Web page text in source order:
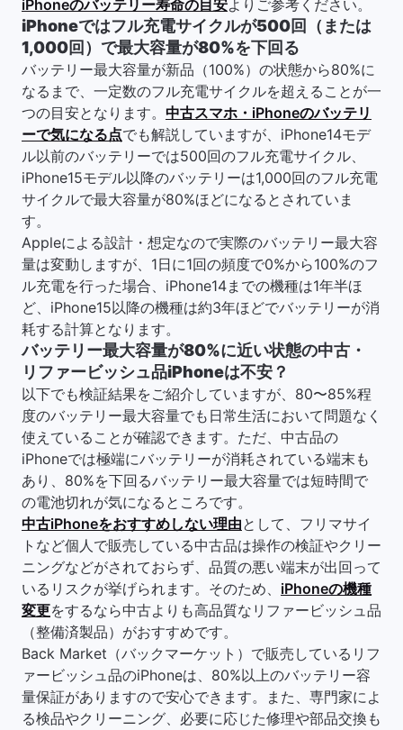
iPhoneのバッテリー寿命の目安よりご参考ください。
iPhoneではフル充電サイクルが500回（または
1,000回）で最大容量が80%を下回る
バッテリー最大容量が新品（100%）の状態から80%に
なるまで、一定数のフル充電サイクルを超えることが一
つの目安となります。 中古スマホ・iPhoneのバッテリ
ーで気になる点でも解説していますが、iPhone14モデ
ル以前のバッテリーでは500回のフル充電サイクル、
iPhone15モデル以降のバッテリーは1,000回のフル充電
サイクルで最大容量が80%ほどになるとされていま
す。
Appleによる設計・想定なので実際のバッテリー最大容
量は変動しますが、1日に1回の頻度で0%から100%のフ
ル充電を行った場合、iPhone14までの機種は1年半ほ
ど、iPhone15以降の機種は約3年ほどでバッテリーが消
耗する計算となります。
バッテリー最大容量が80%に近い状態の中古・
リファービッシュ品iPhoneは不安？
以下でも検証結果をご紹介していますが、80〜85%程
度のバッテリー最大容量でも日常生活において問題なく
使えていることが確認できます。ただ、中古品の
iPhoneでは極端にバッテリーが消耗されている端末も
あり、80%を下回るバッテリー最大容量では短時間で
の電池切れが気になるところです。
中古iPhoneをおすすめしない理由として、フリマサイ
トなど個人で販売している中古品は操作の検証やクリー
ニングなどがされておらず、品質の悪い端末が出回って
いるリスクが挙げられます。そのため、 iPhoneの機種
変更をするなら中古よりも高品質なリファービッシュ品
（整備済製品）がおすすめです。
Back Market（バックマーケット）で販売しているリフ
ァービッシュ品のiPhoneは、80%以上のバッテリー容
量保証がありますので安心できます。また、専門家によ
る検品やクリーニング、必要に応じた修理や部品交換も